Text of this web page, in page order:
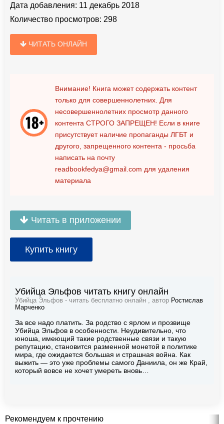
Дата добавления: 11 декабрь 2018
Количество просмотров: 298
ЧИТАТЬ ОНЛАЙН
Внимание! Книга может содержать контент
только для совершеннолетних. Для
несовершеннолетних просмотр данного
контента СТРОГО ЗАПРЕЩЕН! Если в книге
присутствует наличие пропаганды ЛГБТ и
другого, запрещенного контента - просьба
написать на почту
readbookfedya@gmail.com для удаления
материала
Читать в приложении
Купить книгу
Убийца Эльфов читать книгу онлайн
Убийца Эльфов - читать бесплатно онлайн , автор Ростислав
Марченко
За все надо платить. За родство с ярлом и прозвище
Убийца Эльфов в особенности. Неудивительно, что
юноша, имеющий такие родственные связи и такую
репутацию, становится разменной монетой в политике
мира, где ожидается большая и страшная война. Как
выжить — это уже проблемы самого Даниила, он же Край,
который вовсе не хочет умереть вновь…
Рекомендуем к прочтению